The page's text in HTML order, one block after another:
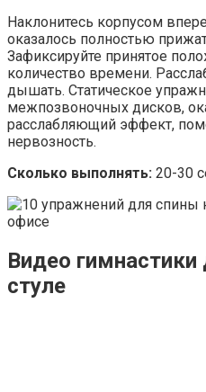
Наклонитесь корпусом
оказалось полностью
Зафиксируйте принятое
количество времени.
дышать. Статическое
межпозвоночных дисков,
расслабляющий эффект,
нервозность.
Сколько выполнять: 20-30
Видео
стуле